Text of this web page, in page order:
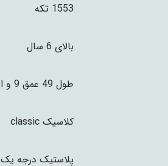
1553 تکه
بالای 6 سال
طول 49 عمق 9 و ارتفاع 39 سانتی متر
کلاسیک classic
پلاستیک درجه یک